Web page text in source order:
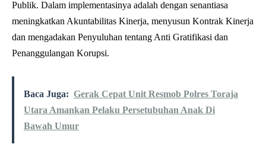
Publik. Dalam implementasinya adalah dengan senantiasa
meningkatkan Akuntabilitas Kinerja, menyusun Kontrak Kinerja
dan mengadakan Penyuluhan tentang Anti Gratifikasi dan
Penanggulangan Korupsi.
Baca Juga: Gerak Cepat Unit Resmob Polres Toraja
Utara Amankan Pelaku Persetubuhan Anak Di
Bawah Umur